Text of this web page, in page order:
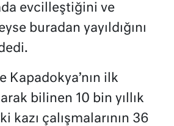
evcilleştiğini ve
buradan yayıldığını
Kapadokya’nın ilk
bilinen 10 bin yıllık
kazı çalışmalarının 36